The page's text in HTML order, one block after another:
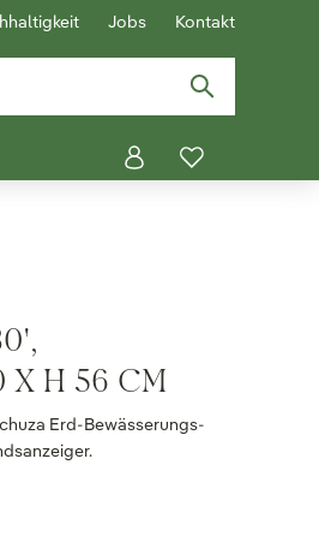
Jobs Kontakt
X H 56 CM
Erd-Bewässerungs-